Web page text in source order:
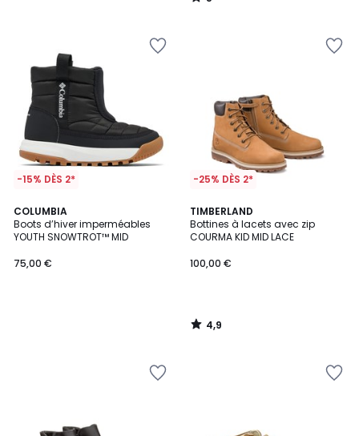
/
-15% DÈS 2*
COLUMBIA
Boots d’hiver imperméables
YOUTH SNOWTROT™ MID
75,00 €
-25% DÈS 2*
TIMBERLAND
Bottines à lacets avec zip
COURMA KID MID LACE
100,00 €
4,9
/ 5
4,9
/